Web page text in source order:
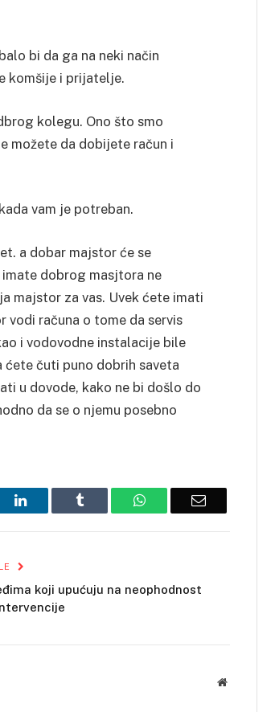
bi da ga na neki način
komšije i prijatelje.
kolegu. Ono što smo
možete da dobijete račun i
vam je potreban.
a dobar majstor će se
dobrog masjtora ne
majstor za vas. Uvek ćete imati
vodi računa o tome da servis
i vodovodne instalacije bile
čuti puno dobrih saveta
u dovode, kako ne bi došlo do
da se o njemu posebno
LinkedIn Tumblr WhatsAppEmail
koji upućuju na neophodnost
Website